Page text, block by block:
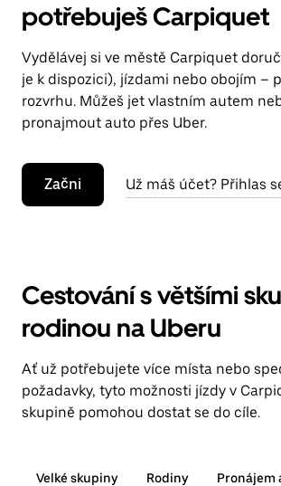
potřebuješ Carpiquet
Vydělávej si ve městě Carpiquet
je k dispozici), jízdami nebo obojím –
rozvrhu. Můžeš jet vlastním autem
pronajmout auto přes Uber.
Začni Už máš účet? Přihlas
Cestování s většími
rodinou na Uberu
Ať už potřebujete více místa nebo
požadavky, tyto možnosti jízdy v
skupině pomohou dostat se do cíle.
Velké skupiny Rodiny Pronájem